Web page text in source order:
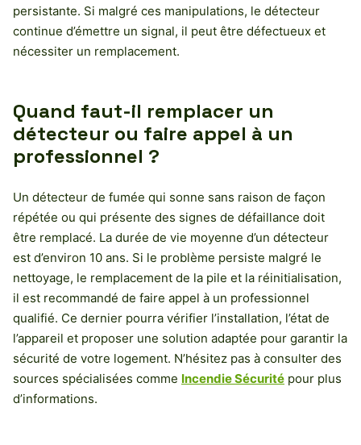
persistante. Si malgré ces manipulations, le détecteur
continue d’émettre un signal, il peut être défectueux et
nécessiter un remplacement.
Quand faut-il remplacer un
détecteur ou faire appel à un
professionnel ?
Un détecteur de fumée qui sonne sans raison de façon
répétée ou qui présente des signes de défaillance doit
être remplacé. La durée de vie moyenne d’un détecteur
est d’environ 10 ans. Si le problème persiste malgré le
nettoyage, le remplacement de la pile et la réinitialisation,
il est recommandé de faire appel à un professionnel
qualifié. Ce dernier pourra vérifier l’installation, l’état de
l’appareil et proposer une solution adaptée pour garantir la
sécurité de votre logement. N’hésitez pas à consulter des
sources spécialisées comme Incendie Sécurité pour plus
d’informations.